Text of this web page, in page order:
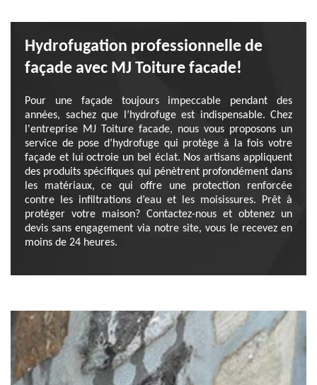
Hydrofugation professionnelle de
façade avec MJ Toiture facade!
Pour une façade toujours impeccable pendant des
années, sachez que l’hydrofuge est indispensable. Chez
l'entreprise MJ Toiture facade, nous vous proposons un
service de pose d’hydrofuge qui protège à la fois votre
façade et lui octroie un bel éclat. Nos artisans appliquent
des produits spécifiques qui pénètrent profondément dans
les matériaux, ce qui offre une protection renforcée
contre les infiltrations d’eau et les moisissures. Prêt à
protéger votre maison? Contactez-nous et obtenez un
devis sans engagement via notre site, vous le recevez en
moins de 24 heures.